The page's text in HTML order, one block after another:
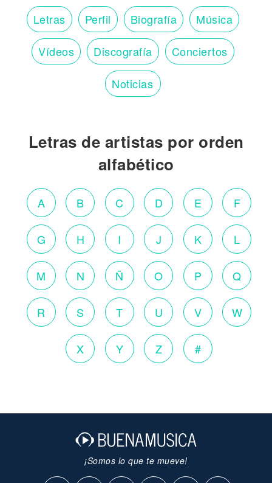
Letras Perfil Biografía Música
Vídeos Discografía Conciertos
Noticias
Letras de artistas por orden
alfabético
A B C D E F
G H I J K L
M N Ñ O P Q
R S T U V W
X Y Z #
¡Somos lo que te mueve!